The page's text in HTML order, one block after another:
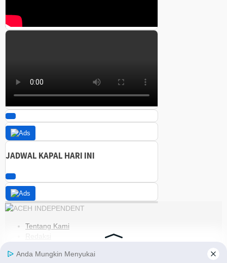
JADWAL KAPAL HARI INI
Tentang Kami
Redaksi
Pedoman Media Siber